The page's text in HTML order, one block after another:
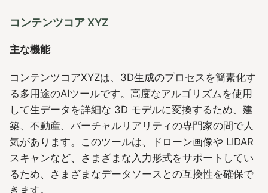
コンテンツコア XYZ
主な機能
コンテンツコアXYZは、3D生成のプロセスを簡素化す
る多用途のAIツールです。高度なアルゴリズムを使用
して生データを詳細な 3D モデルに変換するため、建
築、不動産、バーチャルリアリティの専門家の間で人
気があります。このツールは、ドローン画像や LIDAR
スキャンなど、さまざまな入力形式をサポートしてい
るため、さまざまなデータソースとの互換性を確保で
きます。